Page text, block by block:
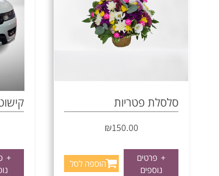
סלסלת פטריות
₪150.00
+ פרטים
נוספים
הוספה לסל
+